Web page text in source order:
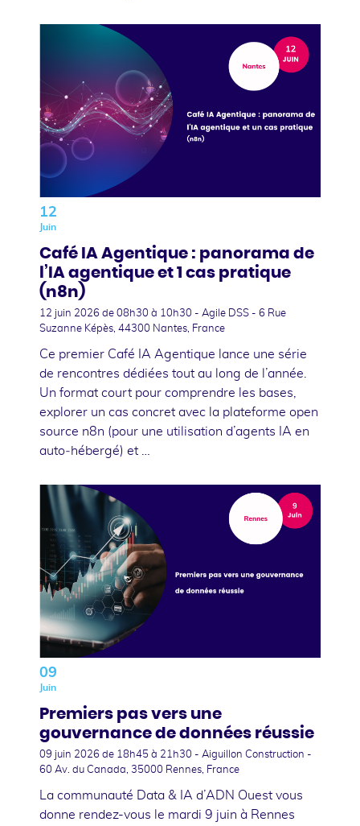
12
Juin
Café IA Agentique : panorama de
l’IA agentique et 1 cas pratique
(n8n)
12 juin 2026 de 08h30 à 10h30 - Agile DSS - 6 Rue
Suzanne Képès, 44300 Nantes, France
Ce premier Café IA Agentique lance une série
de rencontres dédiées tout au long de l’année.
Un format court pour comprendre les bases,
explorer un cas concret avec la plateforme open
source n8n (pour une utilisation d’agents IA en
auto‑hébergé) et …
09
Juin
Premiers pas vers une
gouvernance de données réussie
09 juin 2026 de 18h45 à 21h30 - Aiguillon Construction -
60 Av. du Canada, 35000 Rennes, France
La communauté Data & IA d’ADN Ouest vous
donne rendez-vous le mardi 9 juin à Rennes